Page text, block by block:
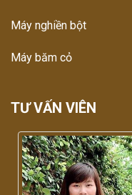
Máy nghiền bột
Máy băm cỏ
TƯ VẤN VIÊN